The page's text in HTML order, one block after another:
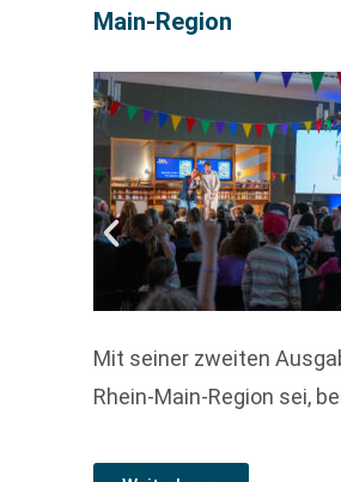
Main-Region
Mit seiner zweiten
Rhein-Main-Region sei,